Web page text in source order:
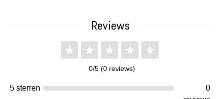
Reviews
0/5 (0 reviews)
5 sterren
0